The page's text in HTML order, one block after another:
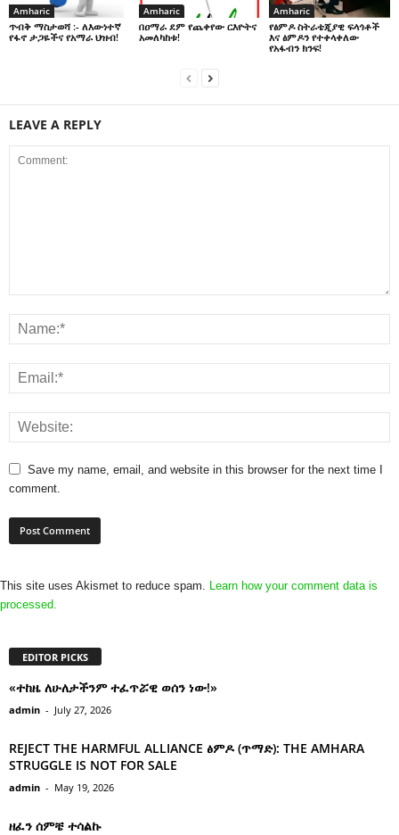
Amharic
ጥብቅ ማስታወሻ :- ለእውነተኛ
የፋኖ ታጋዬችና የአማራ ህዝብ!
Amharic
በዐማራ ደም የጨቀየው ርእዮትና
አመለካከቱ!
Amharic
የፅምዶ ስትራቴጂያዊ ፍላጎቶች
እና ፅምዶን የተቀላቀለው
የአፋብን ክንፍ!
LEAVE A REPLY
Save my name, email, and website in this browser for the next time I
comment.
This site uses Akismet to reduce spam. Learn how your comment data is
processed.
EDITOR PICKS
«ተከዜ ለሁለታችንም ተፈጥሯዊ ወሰን ነው!»
admin - July 27, 2026
REJECT THE HARMFUL ALLIANCE ፅምዶ (ጥማድ): THE AMHARA
STRUGGLE IS NOT FOR SALE
admin - May 19, 2026
ዘፈን ሰምቼ ተሳልኩ